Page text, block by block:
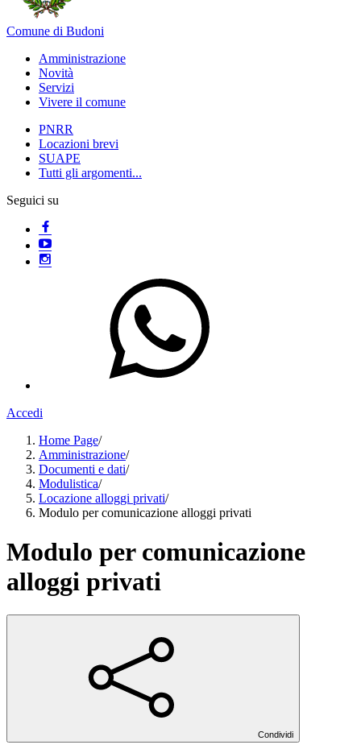
Comune di Budoni
Amministrazione
Novità
Servizi
Vivere il comune
PNRR
Locazioni brevi
SUAPE
Tutti gli argomenti...
Seguici su
Accedi
Home Page/
Amministrazione/
Documenti e dati/
Modulistica/
Locazione alloggi privati/
Modulo per comunicazione alloggi privati
Modulo per comunicazione
alloggi privati
Condividi